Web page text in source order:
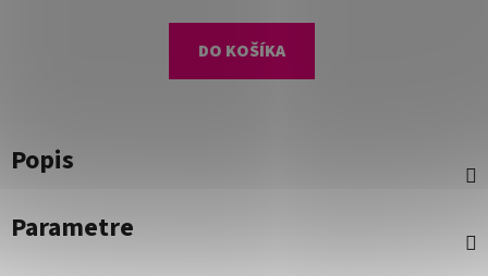
DO KOŠÍKA
Popis
Parametre